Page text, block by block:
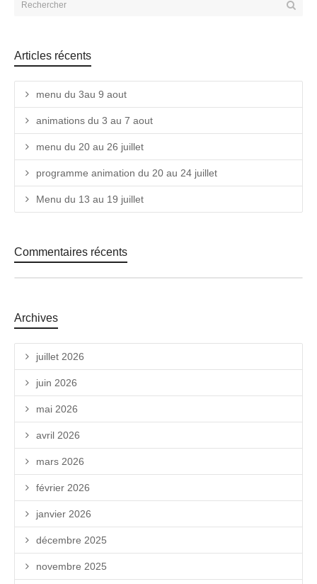
Articles récents
menu du 3au 9 aout
animations du 3 au 7 aout
menu du 20 au 26 juillet
programme animation du 20 au 24 juillet
Menu du 13 au 19 juillet
Commentaires récents
Archives
juillet 2026
juin 2026
mai 2026
avril 2026
mars 2026
février 2026
janvier 2026
décembre 2025
novembre 2025